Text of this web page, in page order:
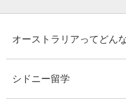
オーストラリアってどん
シドニー留学